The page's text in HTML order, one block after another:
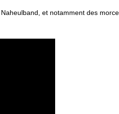
et notamment des